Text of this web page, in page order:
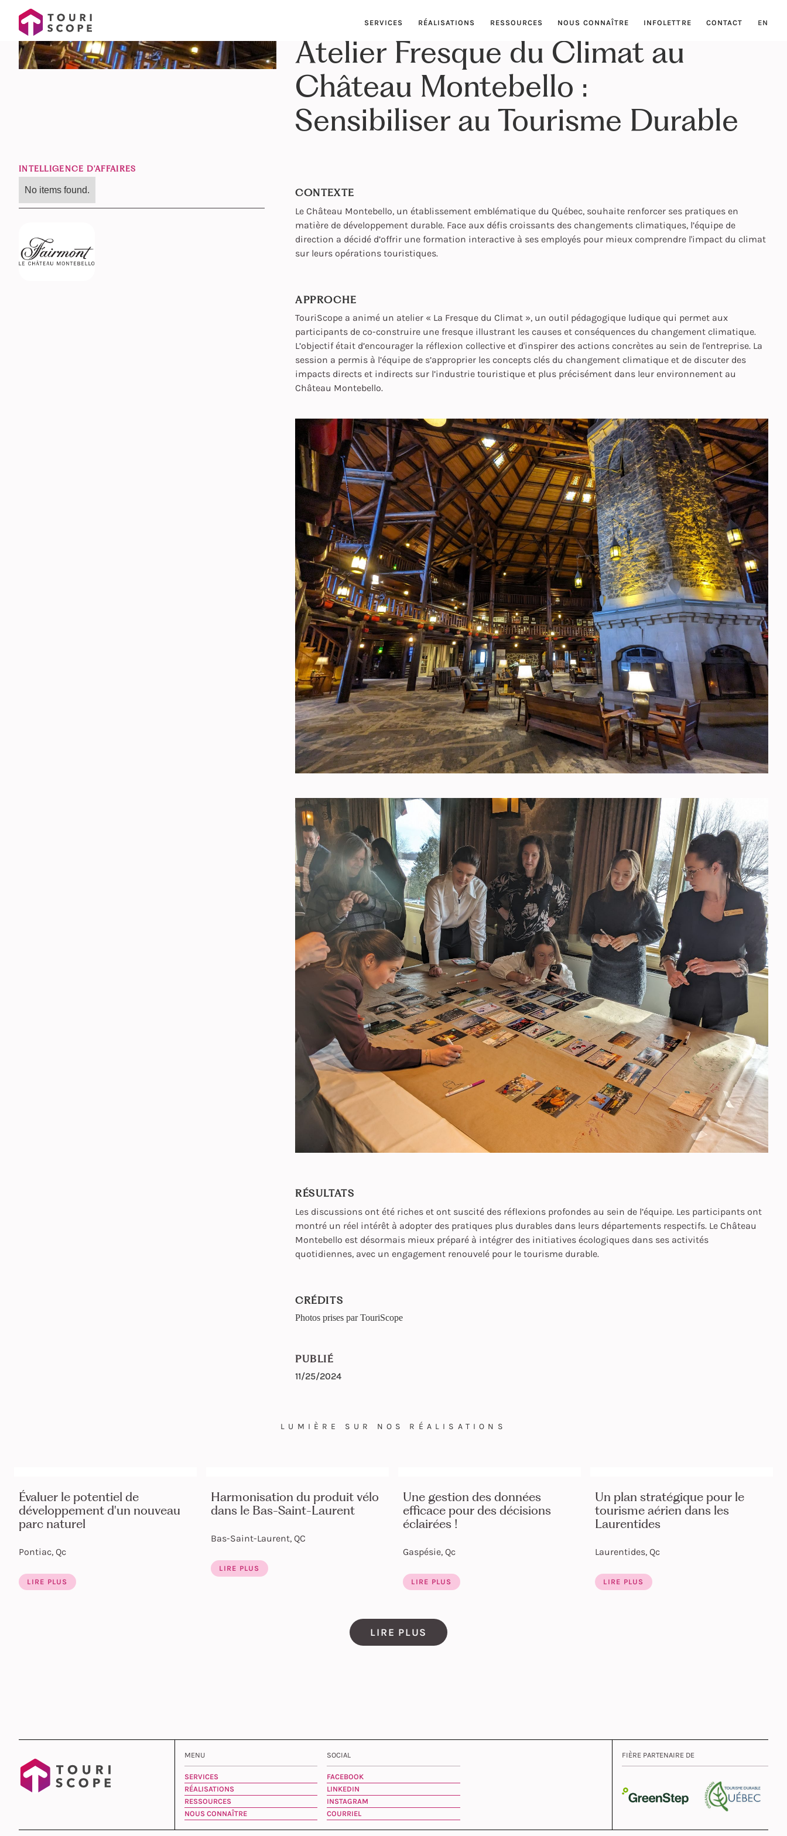
SERVICES RÉALISATIONS RESSOURCES NOUS CONNAÎTRE INFOLETTRE CONTACT EN
Atelier Fresque du Climat au
Château Montebello :
Sensibiliser au Tourisme Durable
INTELLIGENCE D'AFFAIRES
No items found. CONTEXTE
Le Château Montebello, un établissement emblématique du Québec, souhaite renforcer ses pratiques en
matière de développement durable. Face aux défis croissants des changements climatiques, l’équipe de
direction a décidé d’offrir une formation interactive à ses employés pour mieux comprendre l'impact du climat
sur leurs opérations touristiques.
APPROCHE
TouriScope a animé un atelier « La Fresque du Climat », un outil pédagogique ludique qui permet aux
participants de co-construire une fresque illustrant les causes et conséquences du changement climatique.
L’objectif était d’encourager la réflexion collective et d'inspirer des actions concrètes au sein de l'entreprise. La
session a permis à l’équipe de s’approprier les concepts clés du changement climatique et de discuter des
impacts directs et indirects sur l’industrie touristique et plus précisément dans leur environnement au
Château Montebello.
RÉSULTATS
Les discussions ont été riches et ont suscité des réflexions profondes au sein de l’équipe. Les participants ont
montré un réel intérêt à adopter des pratiques plus durables dans leurs départements respectifs. Le Château
Montebello est désormais mieux préparé à intégrer des initiatives écologiques dans ses activités
quotidiennes, avec un engagement renouvelé pour le tourisme durable.
CRÉDITS
Photos prises par TouriScope
PUBLIÉ
11/25/2024
LUMIÈRE SUR NOS RÉALISATIONS
Évaluer le potentiel de
développement d'un nouveau
parc naturel
Pontiac, Qc
LIRE PLUS
Harmonisation du produit vélo
dans le Bas-Saint-Laurent
Bas-Saint-Laurent, QC
LIRE PLUS
Une gestion des données
efficace pour des décisions
éclairées !
Gaspésie, Qc
LIRE PLUS
Un plan stratégique pour le
tourisme aérien dans les
Laurentides
Laurentides, Qc
LIRE PLUS
LIRE PLUS
MENU
SERVICES
RÉALISATIONS
RESSOURCES
NOUS CONNAÎTRE
SOCIAL
FACEBOOK
LINKEDIN
INSTAGRAM
COURRIEL
FIÈRE PARTENAIRE DE